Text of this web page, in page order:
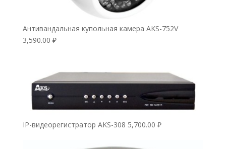
Антивандальная купольная камера AKS-752V
3,590.00 ₽
IP-видеорегистратор AKS-308 5,700.00 ₽